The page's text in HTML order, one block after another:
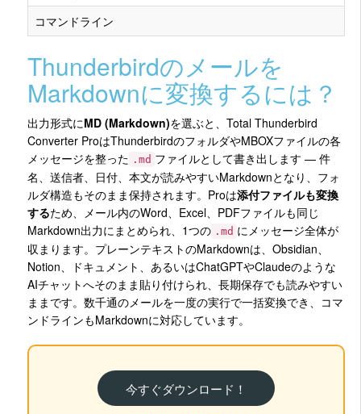
コマンドライン
Thunderbirdのメールを
Markdownに変換するには？
出力形式にMD (Markdown)を選ぶと、Total Thunderbird
Converter ProはThunderbirdのフォルダやMBOXファイルの各
メッセージを整った .md ファイルとして書き出します — 件
名、送信者、日付、本文が読みやすいMarkdownとなり、フォ
ルダ構造もそのまま保持されます。Proは添付ファイルも変換
するため、メール内のWord、Excel、PDFファイルも同じ
Markdown出力にまとめられ、1つの .md にメッセージ全体が
収まります。プレーンテキストのMarkdownは、Obsidian、
Notion、ドキュメント、あるいはChatGPTやClaudeのような
AIチャットへそのまま貼り付けられ、長期保存でも読みやすい
ままです。数千通のメールを一度の実行で一括変換でき、コマ
ンドラインもMarkdownに対応しています。
今すぐダウンロード！